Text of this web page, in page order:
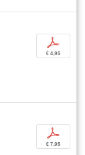
p
€ 4,95
p
€ 7,95